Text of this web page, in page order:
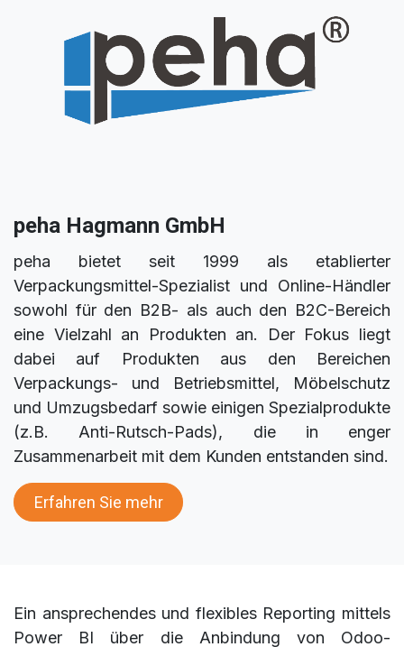
peha Hagmann GmbH
peha bietet seit 1999 als etablierter
Verpackungsmittel-Spezialist und Online-Händler
sowohl für den B2B- als auch den B2C-Bereich
eine Vielzahl an Produkten an. Der Fokus liegt
dabei auf Produkten aus den Bereichen
Verpackungs- und Betriebsmittel, Möbelschutz
und Umzugsbedarf sowie einigen Spezialprodukte
(z.B. Anti-Rutsch-Pads), die in enger
Zusammenarbeit mit dem Kunden entstanden sind.
Erfahren Sie mehr
Ein ansprechendes und flexibles Reporting mittels
Power BI über die Anbindung von Odoo-